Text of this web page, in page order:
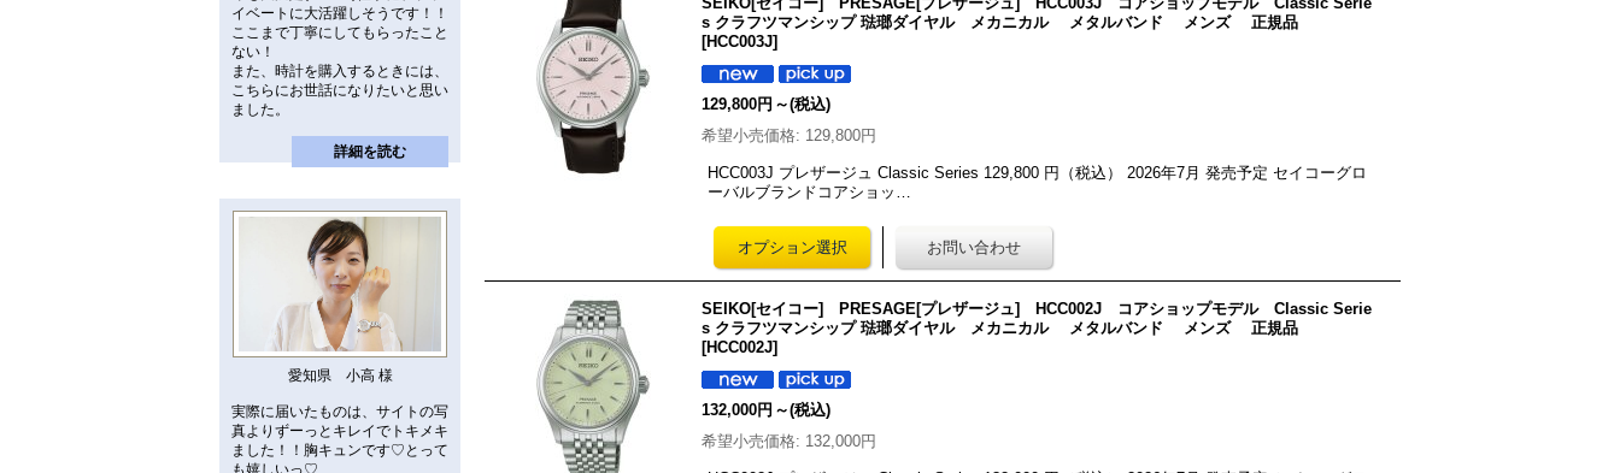
イベートに大活躍しそうです！！
ここまで丁寧にしてもらったこと
ない！
また、時計を購入するときには、
こちらにお世話になりたいと思い
ました。
詳細を読む
愛知県 小高 様
実際に届いたものは、サイトの写
真よりずーっとキレイでトキメキ
ました！！胸キュンです♡とって
も嬉しいっ♡
s クラフツマンシップ 琺瑯ダイヤル メカニカル メタルバンド メンズ 正規品
[HCC003J]
129,800円 ～(税込)
希望小売価格: 129,800円
HCC003J プレザージュ Classic Series 129,800 円（税込） 2026年7月 発売予定 セイコーグロ
ーバルブランドコアショッ…
SEIKO[セイコー] PRESAGE[プレザージュ] HCC002J コアショップモデル Classic Serie
s クラフツマンシップ 琺瑯ダイヤル メカニカル メタルバンド メンズ 正規品
[HCC002J]
132,000円 ～(税込)
希望小売価格: 132,000円